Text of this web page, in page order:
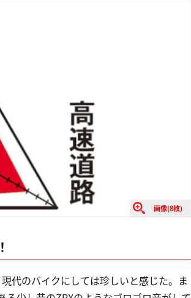
画像(8枚)
代のバイクにしては珍しいと感じた。ま